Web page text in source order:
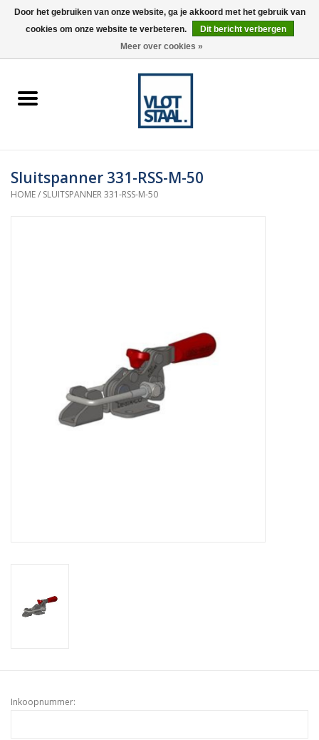
0 Artikelen - €0,00
spanners
Sluitspanner 331-RSS-M-50
HOME/ SLUITSPANNER 331-RSS-M-50
Inkoopnummer:
Door het gebruiken van onze website, ga je akkoord met het gebruik van
cookies om onze website te verbeteren.
Dit bericht verbergen
Meer over cookies »